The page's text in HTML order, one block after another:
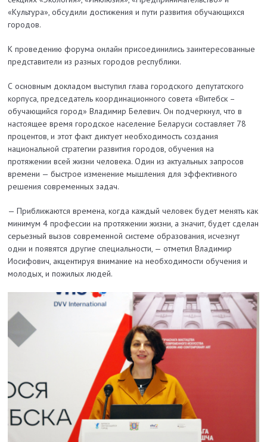
«Культура», обсудили достижения и пути развития обучающихся
городов.
К проведению форума онлайн присоединились заинтересованные
представители из разных городов республики.
С основным докладом выступил глава городского депутатского
корпуса, председатель координационного совета «Витебск –
обучающийся город» Владимир Белевич. Он подчеркнул, что в
настоящее время городское население Беларуси составляет 78
процентов, и этот факт диктует необходимость создания
национальной стратегии развития городов, обучения на
протяжении всей жизни человека. Один из актуальных запросов
времени — быстрое изменение мышления для эффективного
решения современных задач.
— Приближаются времена, когда каждый человек будет менять как
минимум 4 профессии на протяжении жизни, а значит, будет сделан
серьезный вызов современной системе образования, исчезнут
одни и появятся другие специальности, — отметил Владимир
Иосифович, акцентируя внимание на необходимости обучения и
молодых, и пожилых людей.